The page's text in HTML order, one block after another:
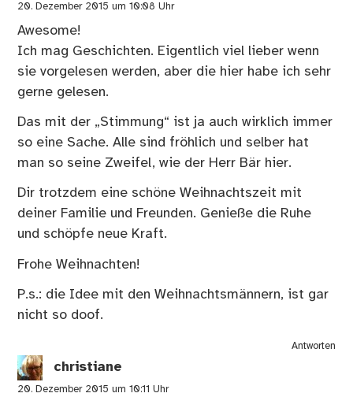
20. Dezember 2015 um 10:08 Uhr
Awesome!
Ich mag Geschichten. Eigentlich viel lieber wenn
sie vorgelesen werden, aber die hier habe ich sehr
gerne gelesen.
Das mit der „Stimmung“ ist ja auch wirklich immer
so eine Sache. Alle sind fröhlich und selber hat
man so seine Zweifel, wie der Herr Bär hier.
Dir trotzdem eine schöne Weihnachtszeit mit
deiner Familie und Freunden. Genieße die Ruhe
und schöpfe neue Kraft.
Frohe Weihnachten!
P.s.: die Idee mit den Weihnachtsmännern, ist gar
nicht so doof.
Antworten
christiane
20. Dezember 2015 um 10:11 Uhr